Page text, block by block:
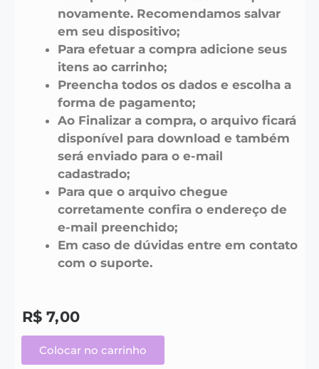
novamente. Recomendamos salvar
em seu dispositivo;
Para efetuar a compra adicione seus
itens ao carrinho;
Preencha todos os dados e escolha a
forma de pagamento;
Ao Finalizar a compra, o arquivo ficará
disponível para download e também
será enviado para o e-mail
cadastrado;
Para que o arquivo chegue
corretamente confira o endereço de
e-mail preenchido;
Em caso de dúvidas entre em contato
com o suporte.
R$ 7,00
Colocar no carrinho